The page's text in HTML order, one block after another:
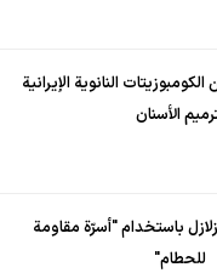
النانوية الإيرانية
الأسنان
باستخدام "أسرّة مقاومة
للحطام"